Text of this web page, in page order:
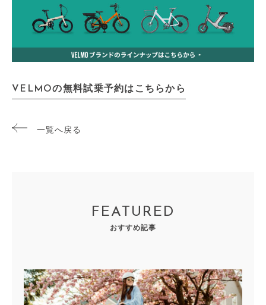
VELMOの無料試乗予約はこちらから
一覧へ戻る
FEATURED
おすすめ記事